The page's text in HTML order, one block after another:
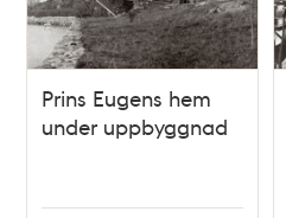
Prins Eugens hem
under uppbyggnad